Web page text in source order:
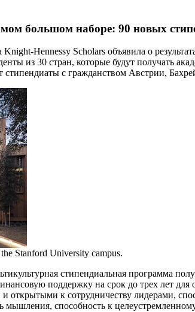
большом наборе: 90 новых
Hennessy Scholars объявила о
из 30 стран, которые будут получать
стипендиаты с гражданством Австрии,
Stanford University campus.
стипендиальная программа
поддержку на срок до трех лет для
открытыми к сотрудничеству лидерами,
мышления, способность к